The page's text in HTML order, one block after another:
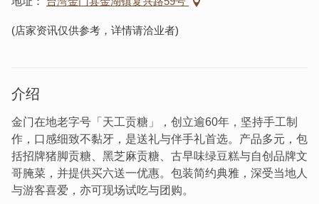
(店家资讯仅供参考，详情请洽业者)
介绍
金门在地老字号「天工贡糖」，创立逾60年，坚持手工制
作，口感细致不黏牙，是送礼与伴手礼首选。产品多元，包
括招牌猪脚贡糖、黑芝麻贡糖、古早味绿豆糕与自创品牌文
哥腌菜，并提供买六送一优惠。包装简约典雅，深受当地人
与游客喜爱，亦可现场试吃与团购。